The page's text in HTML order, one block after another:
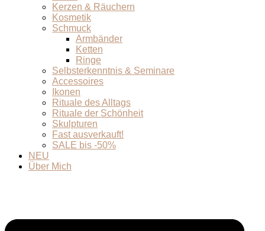
Kerzen & Räuchern
Kosmetik
Schmuck
Armbänder
Ketten
Ringe
Selbsterkenntnis & Seminare
Accessoires
Ikonen
Rituale des Alltags
Rituale der Schönheit
Skulpturen
Fast ausverkauft!
SALE bis -50%
NEU
Über Mich